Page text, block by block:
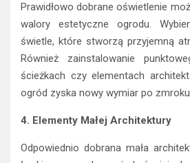
Prawidłowo dobrane oświetlenie
walory estetyczne ogrodu.
świetle, które stworzą przyjemną
Również zainstalowanie
ścieżkach czy elementach
ogród zyska nowy wymiar po
4. Elementy Małej Architektury
Odpowiednio dobrana mała